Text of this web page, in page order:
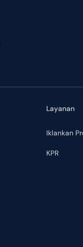
Layanan
Iklankan
KPR